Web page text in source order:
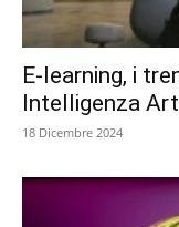
E-learning, i
Intelligenza
18 Dicembre 2024